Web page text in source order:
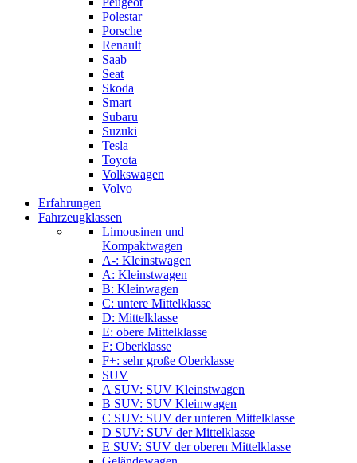
Polestar
Porsche
Renault
Saab
Seat
Skoda
Smart
Subaru
Suzuki
Tesla
Toyota
Volkswagen
Volvo
Erfahrungen
Fahrzeugklassen
Limousinen und
Kompaktwagen
A-: Kleinstwagen
A: Kleinstwagen
B: Kleinwagen
C: untere Mittelklasse
D: Mittelklasse
E: obere Mittelklasse
F: Oberklasse
F+: sehr große Oberklasse
SUV
A SUV: SUV Kleinstwagen
B SUV: SUV Kleinwagen
C SUV: SUV der unteren Mittelklasse
D SUV: SUV der Mittelklasse
E SUV: SUV der oberen Mittelklasse